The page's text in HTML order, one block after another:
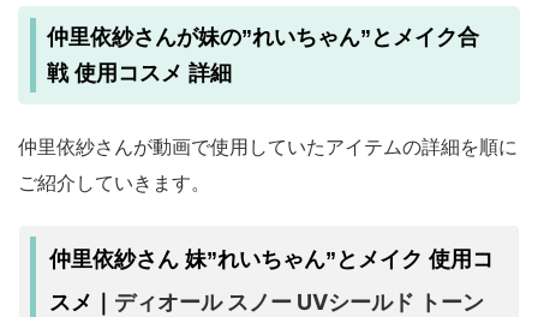
仲里依紗さんが妹の”れいちゃん”とメイク合
戦 使用コスメ 詳細
仲里依紗さんが動画で使用していたアイテムの詳細を順に
ご紹介していきます。
仲里依紗さん 妹”れいちゃん”とメイク 使用コ
スメ｜ ディオール スノー UVシールド トーン